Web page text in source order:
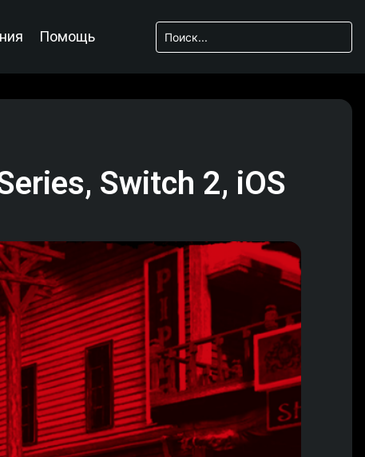
Помощь
Switch 2, iOS